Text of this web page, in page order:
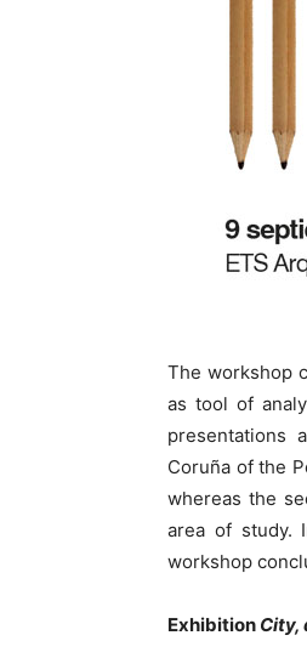
The workshop
as tool of
presentations
Coruña of the
whereas the
area of study.
workshop
Exhibition City,